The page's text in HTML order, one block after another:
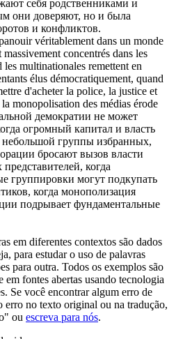
себя родственниками и
они доверяют, но и была
и конфликтов.
véritablement dans un monde
concentrés dans les
multinationales remettent en
élus démocratiquement, quand
d'acheter la police, la justice et
monopolisation des médias érode
демократии не может
огромный капитал и власть
группы избранных,
бросают вызов власти
когда
группировки могут подкупать
когда монополизация
подрывает фундаментальные
em diferentes contextos são dados
para estudar o uso de palavras
para outra. Todos os exemplos são
em fontes abertas usando tecnologia
Se você encontrar algum erro de
erro no texto original ou na tradução,
ou escreva para nós.